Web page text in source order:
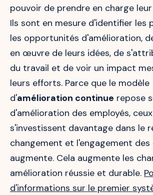
pouvoir de prendre en charge
Ils sont en mesure d'identifier les
les opportunités d'amélioration,
en œuvre de leurs idées, de
du travail et de voir un impact
leurs efforts. Parce que le modèle
d'amélioration continue repose
d'amélioration des employés,
s'investissent davantage dans le
changement et l'engagement des
augmente. Cela augmente les
amélioration réussie et durable.
d'informations sur le premier